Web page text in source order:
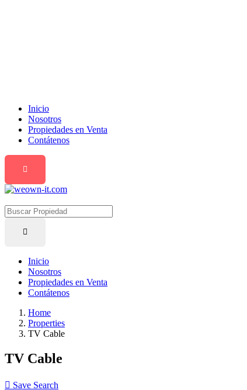
Inicio
Nosotros
Propiedades en Venta
Contátenos
Inicio
Nosotros
Propiedades en Venta
Contátenos
Home
Properties
TV Cable
TV Cable
Save Search